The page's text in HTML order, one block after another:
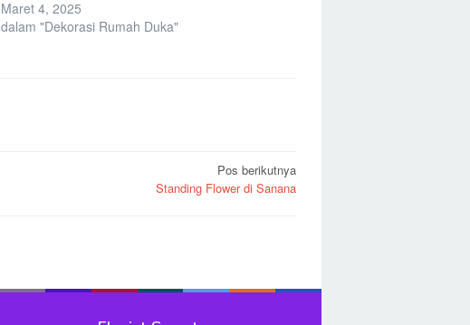
Maret 4, 2025
dalam "Dekorasi Rumah Duka"
Pos berikutnya
Standing Flower di Sanana